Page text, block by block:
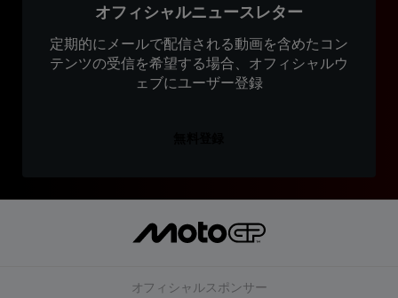
オフィシャルニュースレター
定期的にメールで配信される動画を含めたコン
テンツの受信を希望する場合、オフィシャルウ
ェブにユーザー登録
オフィシャルスポンサー